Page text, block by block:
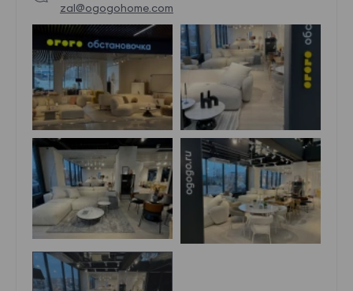
zal@ogogohome.com